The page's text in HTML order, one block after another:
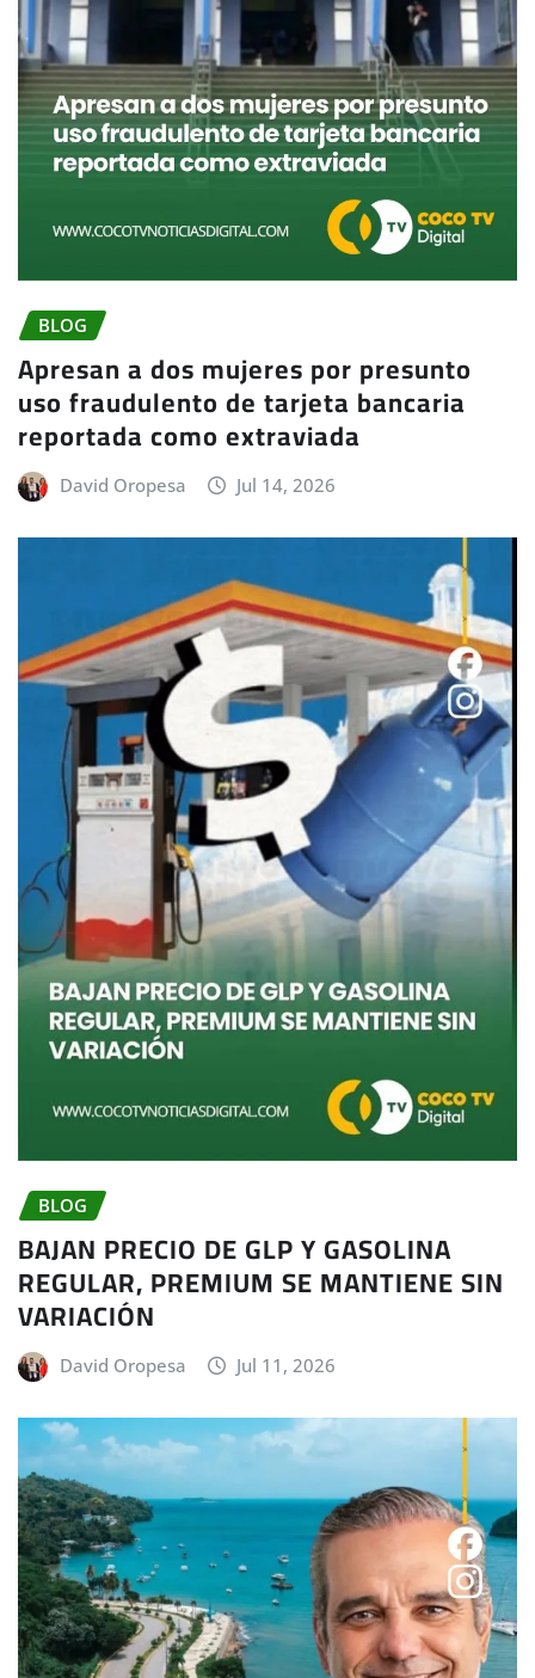
BLOG
Apresan a dos mujeres por presunto
uso fraudulento de tarjeta bancaria
reportada como extraviada
David Oropesa Jul 14, 2026
BLOG
BAJAN PRECIO DE GLP Y GASOLINA
REGULAR, PREMIUM SE MANTIENE SIN
VARIACIÓN
David Oropesa Jul 11, 2026